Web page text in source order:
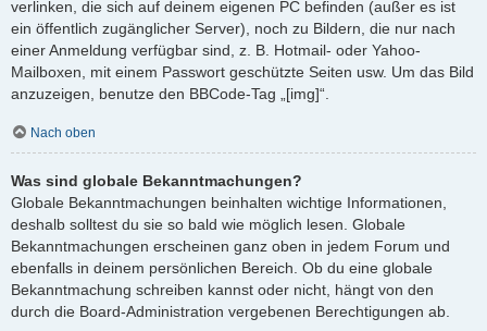
verlinken, die sich auf deinem eigenen PC befinden (außer es ist
ein öffentlich zugänglicher Server), noch zu Bildern, die nur nach
einer Anmeldung verfügbar sind, z. B. Hotmail- oder Yahoo-
Mailboxen, mit einem Passwort geschützte Seiten usw. Um das Bild
anzuzeigen, benutze den BBCode-Tag „[img]“.
Nach oben
Was sind globale Bekanntmachungen?
Globale Bekanntmachungen beinhalten wichtige Informationen,
deshalb solltest du sie so bald wie möglich lesen. Globale
Bekanntmachungen erscheinen ganz oben in jedem Forum und
ebenfalls in deinem persönlichen Bereich. Ob du eine globale
Bekanntmachung schreiben kannst oder nicht, hängt von den
durch die Board-Administration vergebenen Berechtigungen ab.